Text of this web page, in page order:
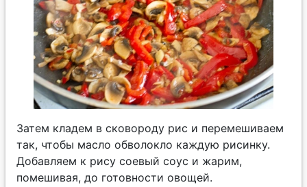
Затем кладем в сковороду рис и перемешиваем
так, чтобы масло обволокло каждую рисинку.
Добавляем к рису соевый соус и жарим,
помешивая, до готовности овощей.